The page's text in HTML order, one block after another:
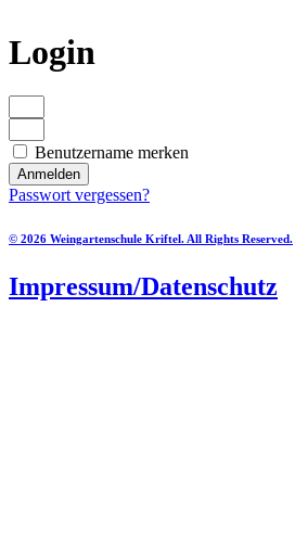
Login
Benutzername merken
Anmelden
Passwort vergessen?
© 2026 Weingartenschule Kriftel. All Rights Reserved.
Impressum/Datenschutz